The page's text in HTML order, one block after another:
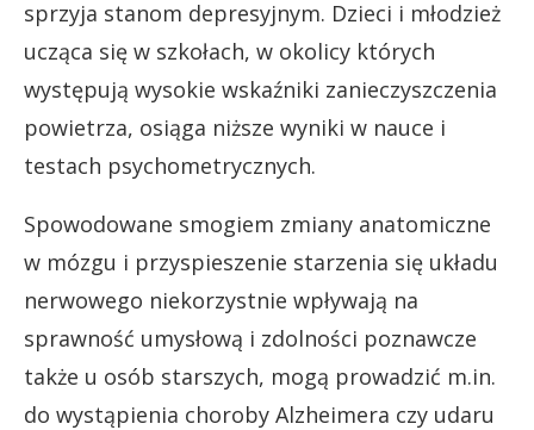
sprzyja stanom depresyjnym. Dzieci i młodzież
ucząca się w szkołach, w okolicy których
występują wysokie wskaźniki zanieczyszczenia
powietrza, osiąga niższe wyniki w nauce i
testach psychometrycznych.
Spowodowane smogiem zmiany anatomiczne
w mózgu i przyspieszenie starzenia się układu
nerwowego niekorzystnie wpływają na
sprawność umysłową i zdolności poznawcze
także u osób starszych, mogą prowadzić m.in.
do wystąpienia choroby Alzheimera czy udaru